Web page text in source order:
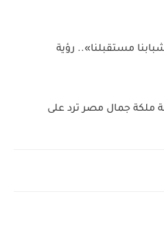
مستقبلنا».. رؤية
ملكة جمال مصر ترد على